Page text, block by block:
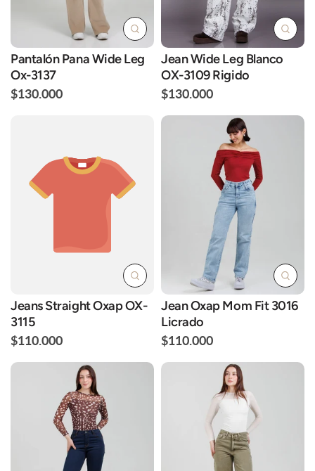
Pantalón Pana Wide Leg
Ox-3137
$130.000
Jean Wide Leg Blanco
OX-3109 Rigido
$130.000
Jeans Straight Oxap OX-
3115
$110.000
Jean Oxap Mom Fit 3016
Licrado
$110.000